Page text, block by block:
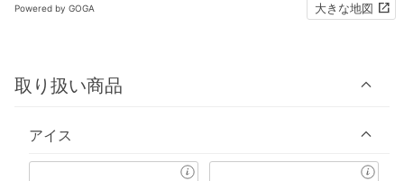
Powered by GOGA 大きな地図
取り扱い商品
アイス